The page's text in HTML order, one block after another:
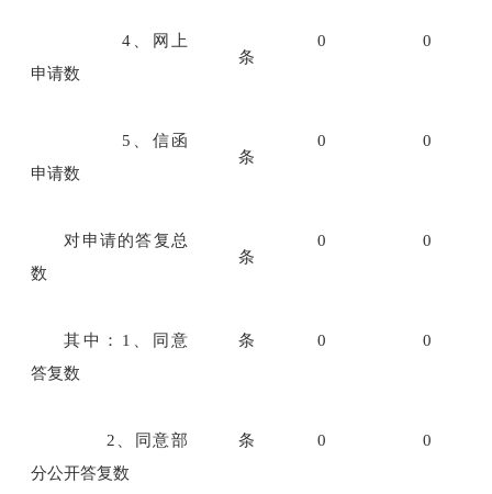
4、网上
申请数
条
0 0
5、信函
申请数
条
0 0
对申请的答复总
数
条
0 0
其中：1、同意
答复数
条 0 0
2、同意部
分公开答复数
条 0 0